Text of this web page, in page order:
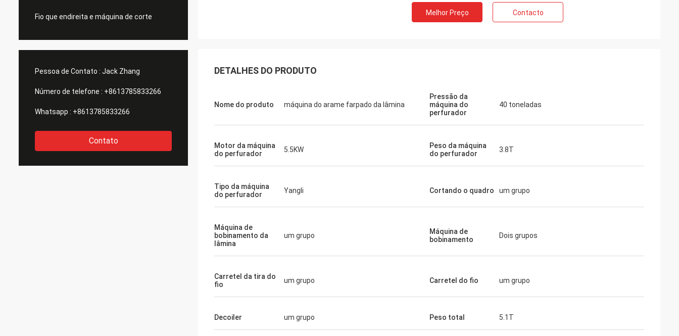
Fio que endireita e máquina de corte
Pessoa de Contato : Jack Zhang
Número de telefone : +8613785833266
Whatsapp : +8613785833266
Contato
Melhor Preço Contacto
DETALHES DO PRODUTO
Nome do produto máquina do arame farpado da lâmina
Pressão da
máquina do
perfurador
40 toneladas
Motor da máquina
do perfurador
5.5KW
Peso da máquina
do perfurador
3.8T
Tipo da máquina
do perfurador
Yangli Cortando o quadro um grupo
Máquina de
bobinamento da
lâmina
um grupo
Máquina de
bobinamento
Dois grupos
Carretel da tira do
fio
um grupo Carretel do fio um grupo
Decoiler um grupo Peso total 5.1T